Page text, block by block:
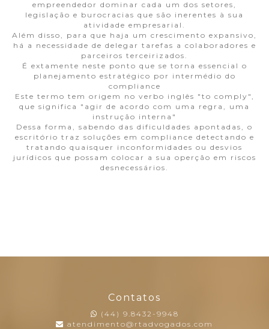
empreendedor dominar cada um dos setores,
legislação e burocracias que são inerentes à sua
atividade empresarial.
Além disso, para que haja um crescimento expansivo,
há a necessidade de delegar tarefas a colaboradores e
parceiros terceirizados.
É extamente neste ponto que se torna essencial o
planejamento estratégico por intermédio do
compliance
Este termo tem origem no verbo inglês "to comply",
que significa "agir de acordo com uma regra, uma
instrução interna"
Dessa forma, sabendo das dificuldades apontadas, o
escritório traz soluções em compliance detectando e
tratando quaisquer inconformidades ou desvios
jurídicos que possam colocar a sua operção em riscos
desnecessários.
Contatos
(44) 9.8432-9948
atendimento@rtadvogados.com